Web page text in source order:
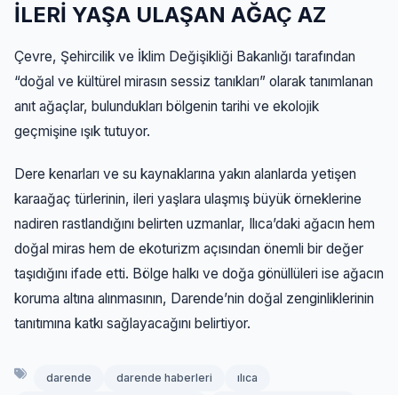
İLERİ YAŞA ULAŞAN AĞAÇ AZ
Çevre, Şehircilik ve İklim Değişikliği Bakanlığı tarafından
“doğal ve kültürel mirasın sessiz tanıkları” olarak tanımlanan
anıt ağaçlar, bulundukları bölgenin tarihi ve ekolojik
geçmişine ışık tutuyor.
Dere kenarları ve su kaynaklarına yakın alanlarda yetişen
karaağaç türlerinin, ileri yaşlara ulaşmış büyük örneklerine
nadiren rastlandığını belirten uzmanlar, Ilıca’daki ağacın hem
doğal miras hem de ekoturizm açısından önemli bir değer
taşıdığını ifade etti. Bölge halkı ve doğa gönüllüleri ise ağacın
koruma altına alınmasının, Darende’nin doğal zenginliklerinin
tanıtımına katkı sağlayacağını belirtiyor.
darende darende haberleri
ılıca